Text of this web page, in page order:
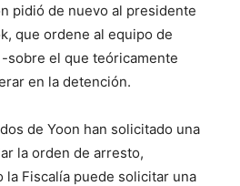
pidió de nuevo al presidente
que ordene al equipo de
sobre el que teóricamente
en la detención.
de Yoon han solicitado una
la orden de arresto,
la Fiscalía puede solicitar una